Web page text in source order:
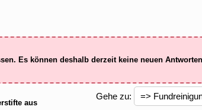
Es können deshalb derzeit keine neuen
aus
Gehe zu: